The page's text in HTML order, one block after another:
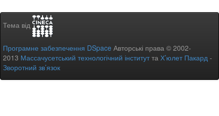
Тема від
Програмне забезпечення DSpace Авторські права © 2002-
2013 Массачусетський технологічний інститутта Х’юлет Пакард -
Зворотний зв’язок